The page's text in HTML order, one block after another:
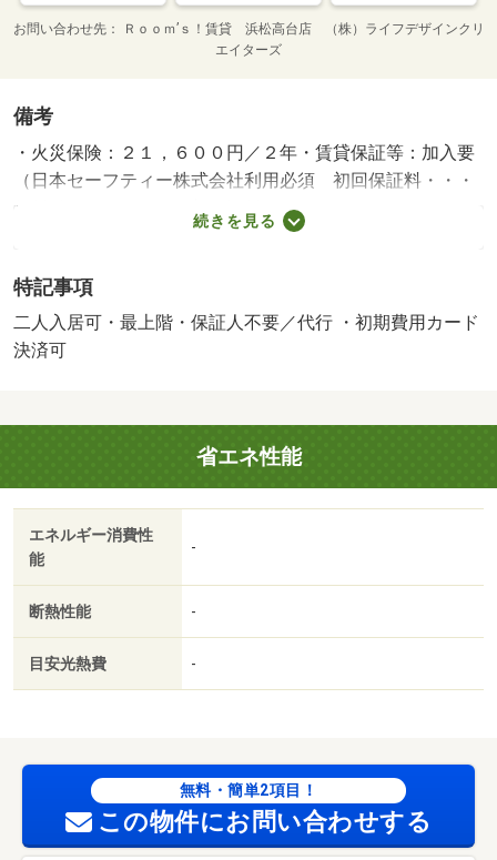
お問い合わせ先
Ｒｏｏｍ’ｓ！賃貸 浜松高台店 （株）ライフデザインクリ
エイターズ
備考
・火災保険：２１，６００円／２年・賃貸保証等：加入要
（日本セーフティー株式会社利用必須 初回保証料・・・
賃料総額の５０％ 更新保証料・・・１０，０００円／
年 月額保証料・・・４４０円）・静岡県下７店舗のネッ
なし・駐輪場：なし
続きを見る
特記事項
二人入居可・最上階・保証人不要／代行 ・初期費用カード
決済可
省エネ性能
エネルギー消費性
能
-
断熱性能 -
目安光熱費 -
無料・簡単2項目！
この物件にお問い合わせする